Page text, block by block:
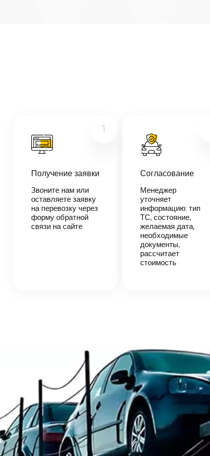
В течении 10
менеджер-
логист
свяжется с
вами,
согласует
1
Получение заявки
Звоните нам или
оставляете заявку
на перевозку через
форму обратной
связи на сайте
Согласование
Менеджер
уточняет
информацию: тип
ТС, состояние,
желаемая дата,
необходимые
документы,
рассчитает
стоимость